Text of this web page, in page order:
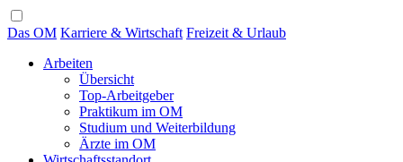
Das OM Karriere & Wirtschaft Freizeit & Urlaub
Arbeiten
Übersicht
Top-Arbeitgeber
Praktikum im OM
Studium und Weiterbildung
Ärzte im OM